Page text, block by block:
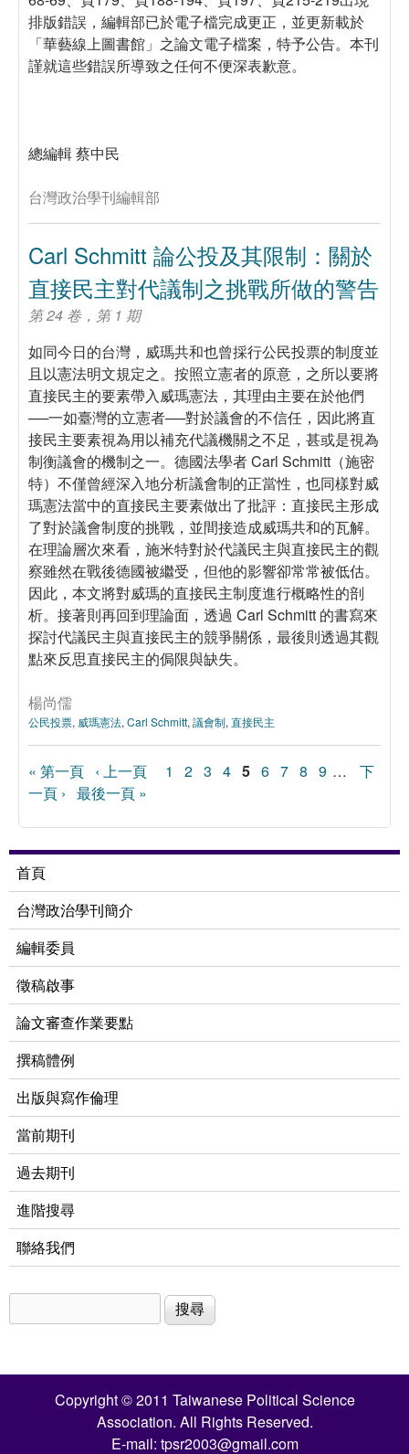
排版錯誤，編輯部已於電子檔完成更正，並更新載於
「華藝線上圖書館」之論文電子檔案，特予公告。本刊
謹就這些錯誤所導致之任何不便深表歉意。
總編輯 蔡中民
台灣政治學刊編輯部
Carl Schmitt 論公投及其限制：關於
直接民主對代議制之挑戰所做的警告
第 24 卷，第 1 期
如同今日的台灣，威瑪共和也曾採行公民投票的制度並
且以憲法明文規定之。按照立憲者的原意，之所以要將
直接民主的要素帶入威瑪憲法，其理由主要在於他們
──一如臺灣的立憲者──對於議會的不信任，因此將直
接民主要素視為用以補充代議機關之不足，甚或是視為
制衡議會的機制之一。德國法學者 Carl Schmitt（施密
特）不僅曾經深入地分析議會制的正當性，也同樣對威
瑪憲法當中的直接民主要素做出了批評：直接民主形成
了對於議會制度的挑戰，並間接造成威瑪共和的瓦解。
在理論層次來看，施米特對於代議民主與直接民主的觀
察雖然在戰後德國被繼受，但他的影響卻常常被低估。
因此，本文將對威瑪的直接民主制度進行概略性的剖
析。接著則再回到理論面，透過 Carl Schmitt 的書寫來
探討代議民主與直接民主的競爭關係，最後則透過其觀
點來反思直接民主的侷限與缺失。
楊尚儒
公民投票, 威瑪憲法, Carl Schmitt, 議會制, 直接民主
頁面
« 第一頁 ‹ 上一頁 1 2 3 4 5 6 7 8 9 …
下
一頁 › 最後一頁 »
首頁
台灣政治學刊簡介
編輯委員
徵稿啟事
論文審查作業要點
撰稿體例
出版與寫作倫理
當前期刊
過去期刊
進階搜尋
聯絡我們
搜尋表單
Copyright © 2011 Taiwanese Political Science
Association. All Rights Reserved.
E-mail: tpsr2003@gmail.com